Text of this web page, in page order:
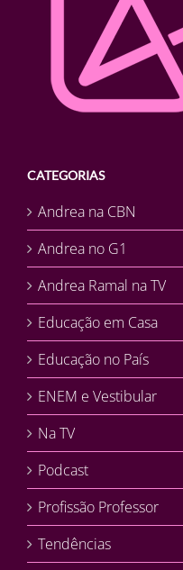
CATEGORIAS
Andrea na CBN
Andrea no G1
Andrea Ramal na TV
Educação em Casa
Educação no País
ENEM e Vestibular
Na TV
Podcast
Profissão Professor
Tendências